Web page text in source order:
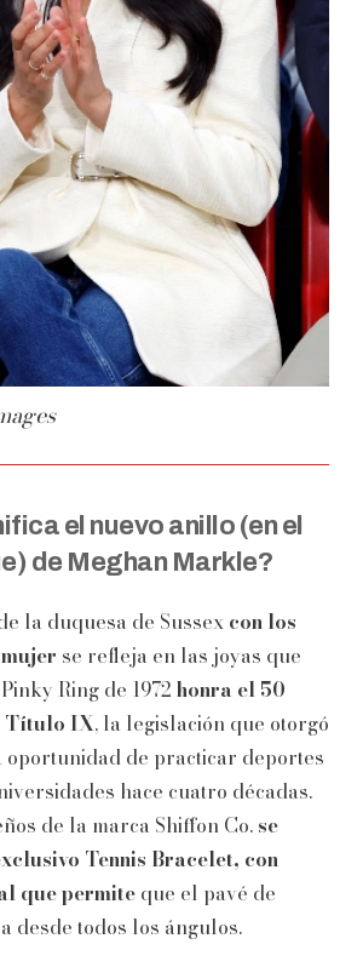
el nuevo anillo (en el
de Meghan Markle?
la duquesa de Sussex con los
se refleja en las joyas que
Ring de 1972 honra el 50
Título IX, la legislación que otorgó
oportunidad de practicar deportes
hace cuatro décadas.
de la marca Shiffon Co. se
Tennis Bracelet, con
que permite que el pavé de
desde todos los ángulos.